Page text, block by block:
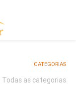
CATEGORIAS
Todas as categorias